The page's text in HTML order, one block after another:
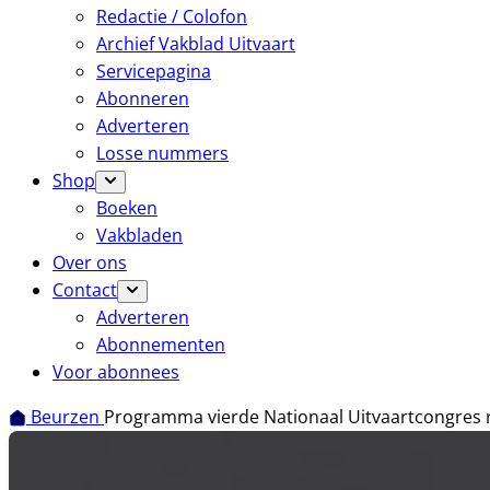
Redactie / Colofon
Archief Vakblad Uitvaart
Servicepagina
Abonneren
Adverteren
Losse nummers
Shop
Boeken
Vakbladen
Over ons
Contact
Adverteren
Abonnementen
Voor abonnees
Beurzen Programma vierde Nationaal Uitvaartcongres